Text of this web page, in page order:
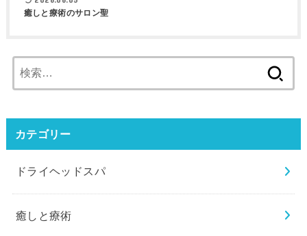
癒しと療術のサロン聖
索:
カテゴリー
ドライヘッドスパ
癒しと療術